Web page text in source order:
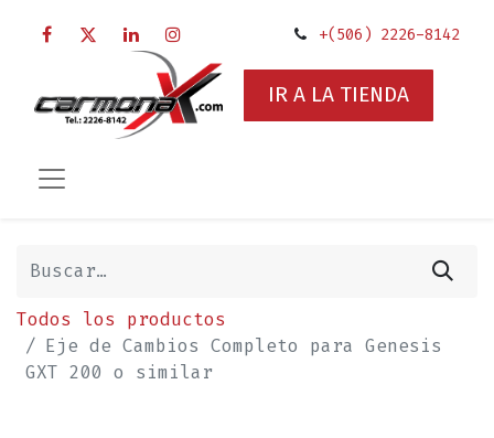
+(506) 2226-8142
IR A LA TIENDA
Todos los productos
Eje de Cambios Completo para Genesis
GXT 200 o similar